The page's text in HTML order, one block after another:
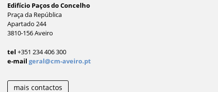
Edifício Paços do Concelho
Praça da República
Apartado 244
3810-156 Aveiro
tel +351 234 406 300
e-mail geral@cm-aveiro.pt
mais contactos